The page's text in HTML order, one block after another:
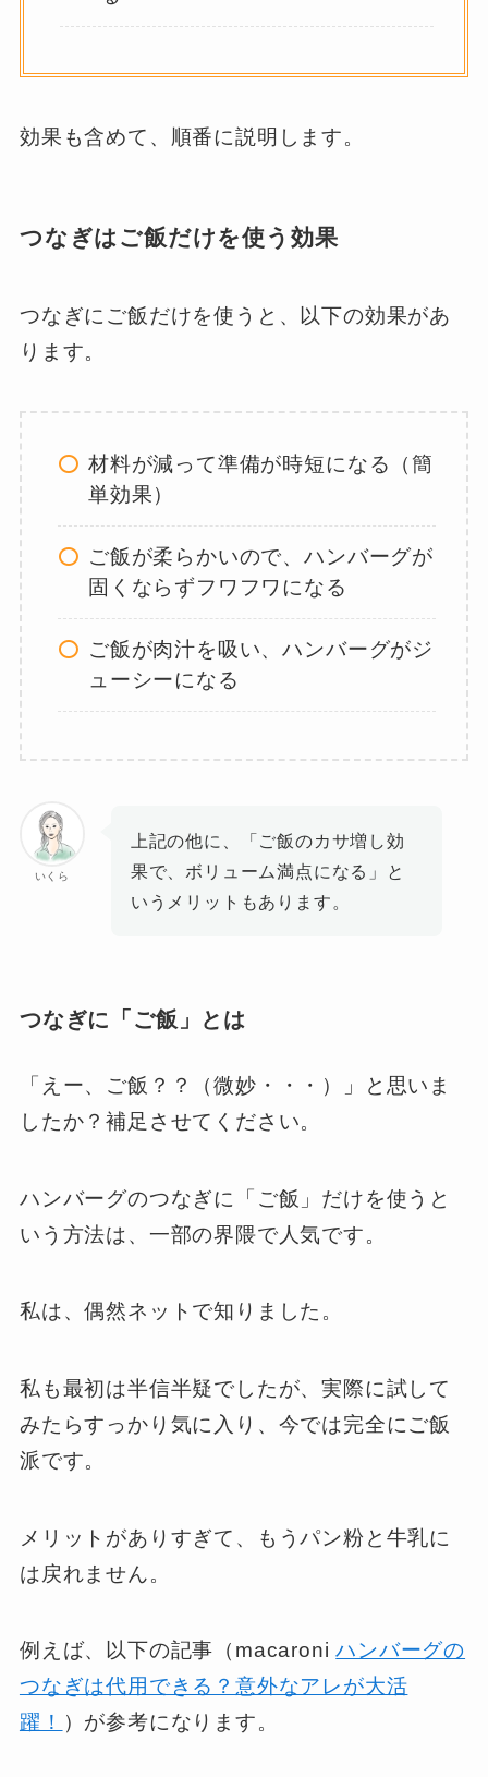
効果も含めて、順番に説明します。
つなぎはご飯だけを使う効果
つなぎにご飯だけを使うと、以下の効果があ
ります。
材料が減って準備が時短になる（簡
単効果）
ご飯が柔らかいので、ハンバーグが
固くならずフワフワになる
ご飯が肉汁を吸い、ハンバーグがジ
ューシーになる
いくら
上記の他に、「ご飯のカサ増し効
果で、ボリューム満点になる」と
いうメリットもあります。
つなぎに「ご飯」とは
「えー、ご飯？？（微妙・・・）」と思いま
したか？補足させてください。
ハンバーグのつなぎに「ご飯」だけを使うと
いう方法は、一部の界隈で人気です。
私は、偶然ネットで知りました。
私も最初は半信半疑でしたが、実際に試して
みたらすっかり気に入り、今では完全にご飯
派です。
メリットがありすぎて、もうパン粉と牛乳に
は戻れません。
例えば、以下の記事（macaroniハンバーグの
つなぎは代用できる？意外なアレが大活
躍！ ）が参考になります。